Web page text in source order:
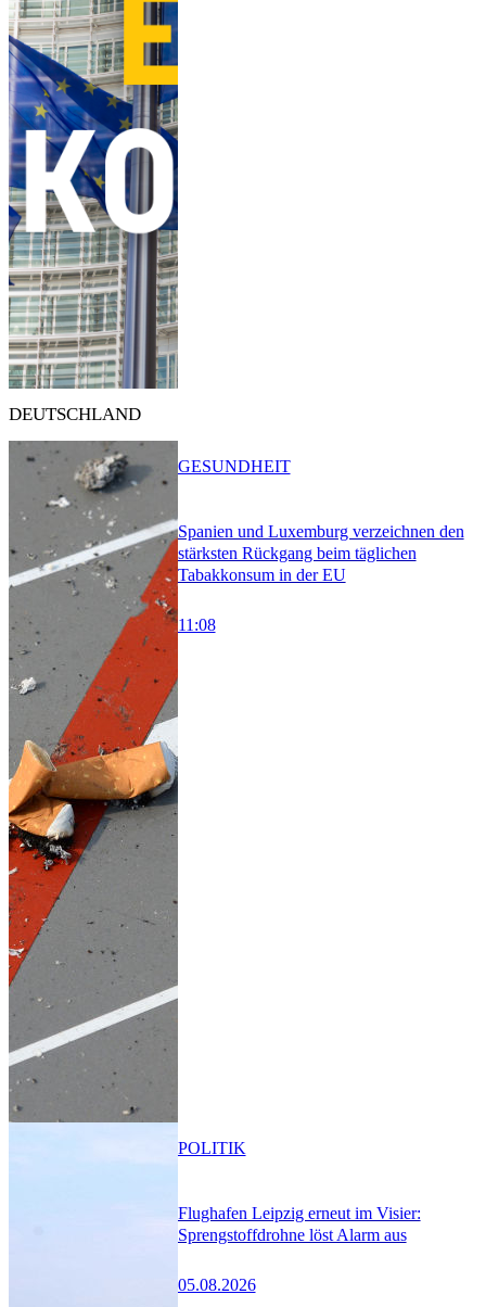
DEUTSCHLAND
Spanien und Luxemburg verzeichnen den
stärksten Rückgang beim täglichen
Tabakkonsum in der EU
11:08
GESUNDHEIT
Flughafen Leipzig erneut im Visier:
Sprengstoffdrohne löst Alarm aus
05.08.2026
POLITIK